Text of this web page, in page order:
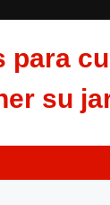
para
su